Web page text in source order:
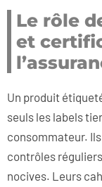
Le rôle
et
Un produit
seuls les labels
consommateur.
contrôles
nocives. Leurs